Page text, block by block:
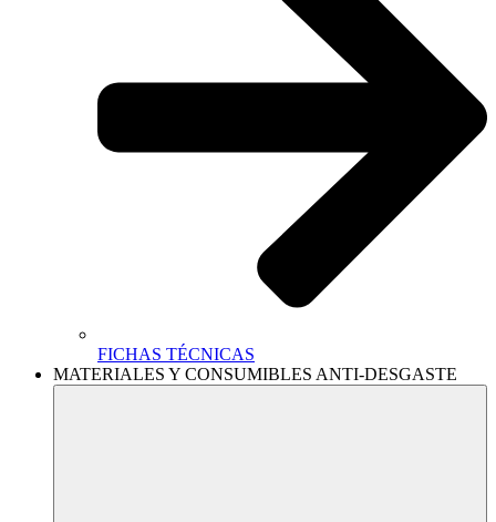
FICHAS TÉCNICAS
MATERIALES Y CONSUMIBLES ANTI-DESGASTE